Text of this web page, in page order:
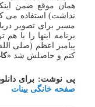
همان موقع ضمن
نداشت) استفاده می
مسیر برای تصویر
برنامه اینها را با
پیامبر اعظم (صلی
کنم و حاصلش شد «
پی نوشت: برای
صفحه خانگی بینات